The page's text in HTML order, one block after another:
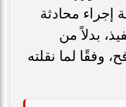
محادثة
بدلاً من
وفقًا لما نقلته